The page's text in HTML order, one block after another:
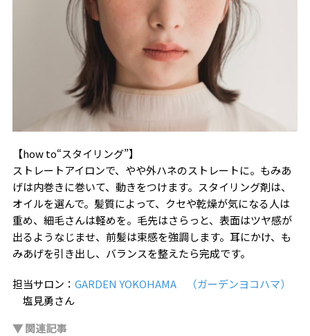
【how to“スタイリング”】
ストレートアイロンで、やや外ハネのストレートに。もみあ
げは内巻きに巻いて、動きをつけます。スタイリング剤は、
オイルを選んで。髪質によって、クセや乾燥が気になる人は
重め、細毛さんは軽めを。毛先はさらっと、表面はツヤ感が
出るようなじませ、前髪は束感を強調します。耳にかけ、も
みあげを引き出し、バランスを整えたら完成です。
担当サロン： GARDEN YOKOHAMA （ガーデンヨコハマ）
塩見勇さん
▼ 関連記事